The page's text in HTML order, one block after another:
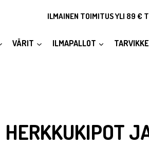
ILMAINEN TOIMITUS YLI 89 €
VÄRIT ILMAPALLOT
Herkkukipot ja paperipussit ... Content
HERKKUKIPOT